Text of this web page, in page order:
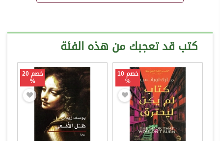
كتب قد تعجبك من هذه الفئة
خصم 10
%
خصم 20
%